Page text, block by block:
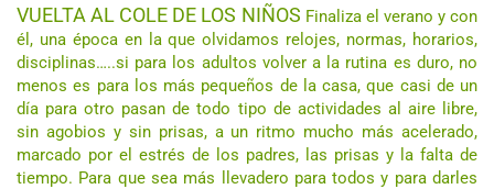
VUELTA AL COLE DE LOS NIÑOS Finaliza el verano y con
él, una época en la que olvidamos relojes, normas, horarios,
disciplinas…..si para los adultos volver a la rutina es duro, no
menos es para los más pequeños de la casa, que casi de un
día para otro pasan de todo tipo de actividades al aire libre,
sin agobios y sin prisas, a un ritmo mucho más acelerado,
marcado por el estrés de los padres, las prisas y la falta de
tiempo. Para que sea más llevadero para todos y para darles